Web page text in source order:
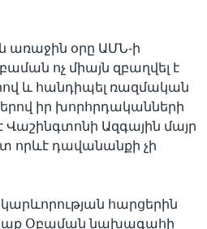
օրը ԱՄՆ-ի
ոչ միայն զբաղվել է
և հանդիպել ռազմական
իր խորհրդականների
Վաշինգտոնի Ազգային մայր
որևէ դավանանքի չի
հարցերին
Օբաման նախագահի